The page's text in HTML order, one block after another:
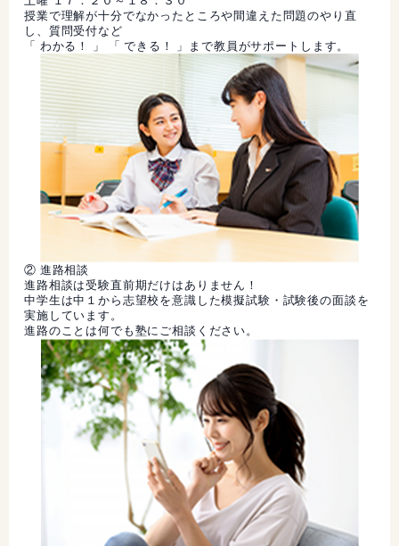
授業で理解が十分でなかったところや間違えた問題のやり直
し、質問受付など
「 わかる！ 」 「 できる！ 」まで教員がサポートします。
② 進路相談
進路相談は受験直前期だけはありません！
中学生は中１から志望校を意識した模擬試験・試験後の面談を
実施しています。
進路のことは何でも塾にご相談ください。